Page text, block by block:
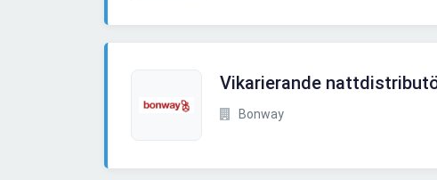
Vikarierande
Bonway